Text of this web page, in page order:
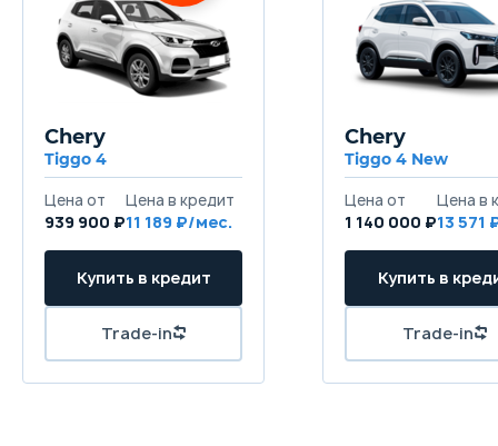
Chery
Tiggo 4
939 900 ₽11 189
Chery
Tiggo 4 New
1 140 000 ₽13 571